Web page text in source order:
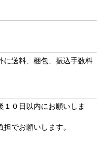
に送料、梱包、振込手数料
０日以内にお願いしま
でお願いします。